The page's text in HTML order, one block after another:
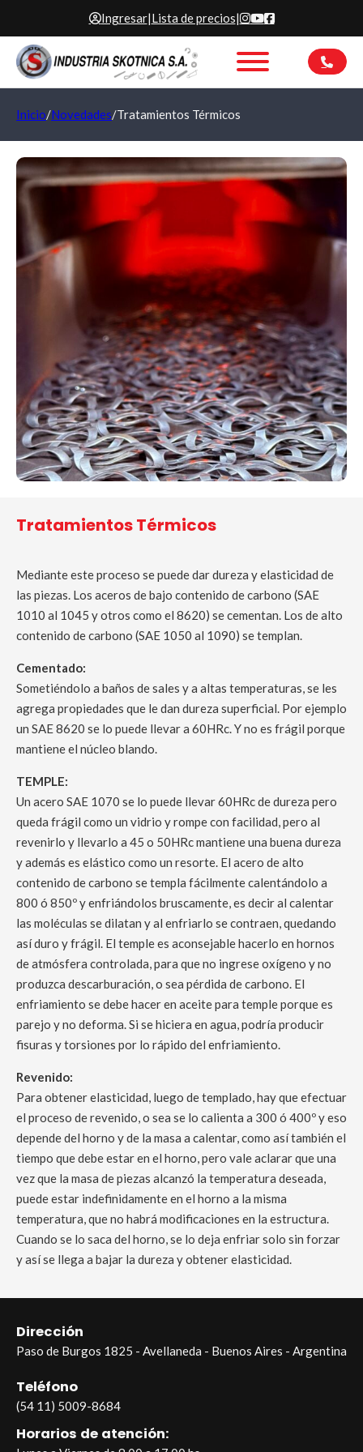
Ingresar|Lista de precios|
Inicio/Novedades/Tratamientos Térmicos
Tratamientos Térmicos
Mediante este proceso se puede dar dureza y elasticidad de
las piezas. Los aceros de bajo contenido de carbono (SAE
1010 al 1045 y otros como el 8620) se cementan. Los de alto
contenido de carbono (SAE 1050 al 1090) se templan.
Cementado:
Sometiéndolo a baños de sales y a altas temperaturas, se les
agrega propiedades que le dan dureza superficial. Por ejemplo
un SAE 8620 se lo puede llevar a 60HRc. Y no es frágil porque
mantiene el núcleo blando.
TEMPLE:
Un acero SAE 1070 se lo puede llevar 60HRc de dureza pero
queda frágil como un vidrio y rompe con facilidad, pero al
revenirlo y llevarlo a 45 o 50HRc mantiene una buena dureza
y además es elástico como un resorte. El acero de alto
contenido de carbono se templa fácilmente calentándolo a
800 ó 850º y enfriándolos bruscamente, es decir al calentar
las moléculas se dilatan y al enfriarlo se contraen, quedando
así duro y frágil. El temple es aconsejable hacerlo en hornos
de atmósfera controlada, para que no ingrese oxígeno y no
produzca descarburación, o sea pérdida de carbono. El
enfriamiento se debe hacer en aceite para temple porque es
parejo y no deforma. Si se hiciera en agua, podría producir
fisuras y torsiones por lo rápido del enfriamiento.
Revenido:
Para obtener elasticidad, luego de templado, hay que efectuar
el proceso de revenido, o sea se lo calienta a 300 ó 400º y eso
depende del horno y de la masa a calentar, como así también el
tiempo que debe estar en el horno, pero vale aclarar que una
vez que la masa de piezas alcanzó la temperatura deseada,
puede estar indefinidamente en el horno a la misma
temperatura, que no habrá modificaciones en la estructura.
Cuando se lo saca del horno, se lo deja enfriar solo sin forzar
y así se llega a bajar la dureza y obtener elasticidad.
Dirección
Paso de Burgos 1825 - Avellaneda - Buenos Aires - Argentina
Teléfono
(54 11) 5009-8684
Horarios de atención: